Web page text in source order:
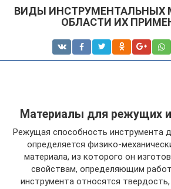
ВИДЫ ИНСТРУМЕНТАЛЬНЫХ
ОБЛАСТИ ИХ
Материалы для режущих
Режущая способность инструмента
определяется физико-
материала, из которого он
свойствам, определяющим
инструмента относятся